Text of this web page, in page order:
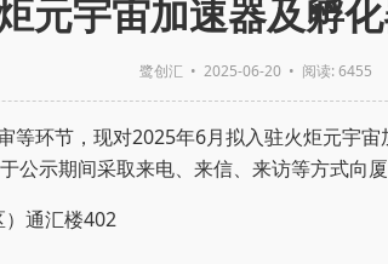
元宇宙加速器及孵
鹭创汇 • 2025-06-20 • 阅读: 6455
等环节，现对2025年6月拟入驻火炬元宇宙
公示期间采取来电、来信、来访等方式向
通汇楼402